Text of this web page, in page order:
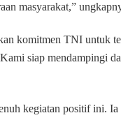
masyarakat,”
komitmen TNI untuk
siap mendampingi
kegiatan positif ini. Ia